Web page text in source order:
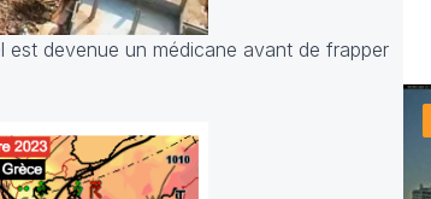
devenue un médicane avant de frapper